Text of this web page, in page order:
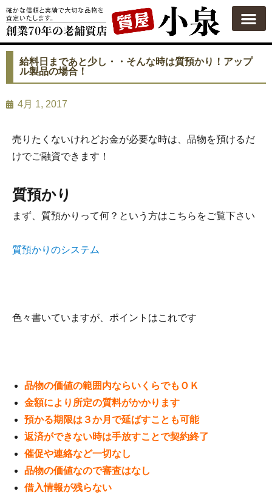
給料日まであと少し・・そんな時は質預かり！アップ
ル製品の場合！
4月 1, 2017
売りたくないけれどお金が必要な時は、品物を預けるだ
けでご融資できます！
質預かり
まず、質預かりって何？という方はこちらをご覧下さい
質預かりのシステム
色々書いていますが、ポイントはこれです
品物の価値の範囲内ならいくらでもＯＫ
金額により所定の質料がかかります
預かる期限は３か月で延ばすことも可能
返済ができない時は手放すことで契約終了
催促や連絡など一切なし
品物の価値なので審査はなし
借入情報が残らない